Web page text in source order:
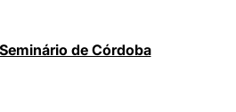
de Córdoba